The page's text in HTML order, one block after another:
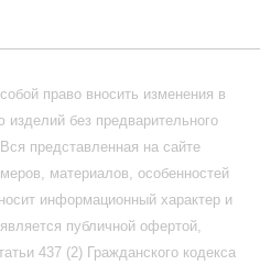
право вносить изменения в
изделий без предварительного
представленная на сайте
материалов, особенностей
информационный характер и
публичной офертой,
437 (2) Гражданского кодекса